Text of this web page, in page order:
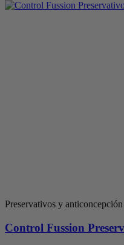
Preservativos y anticoncepción
Control Fussion